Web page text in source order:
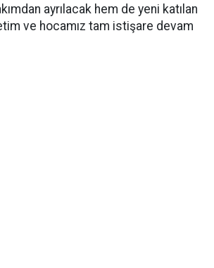
ayrılacak hem de yeni katılan
ve hocamız tam istişare devam